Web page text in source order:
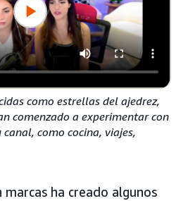
como estrellas del ajedrez,
comenzado a experimentar con
como cocina, viajes,
ha creado algunos